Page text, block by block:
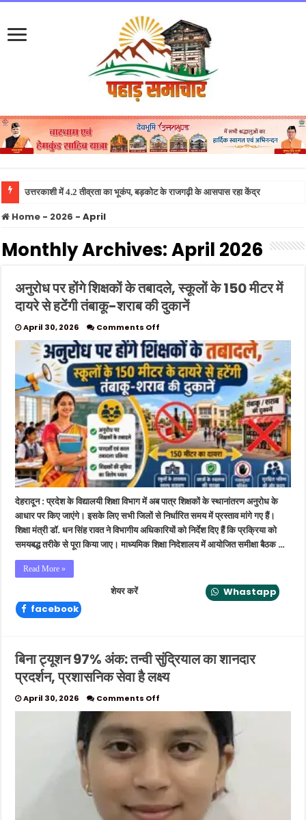
उत्तरा
Home - 2026 - April
Monthly Archives:April 2026
अनुरोध पर होंगे शिक्षकों के तबादले, स्कूलों के 150 मीटर में
दायरे से हटेंगी तंबाकू-शराब की दुकानें
April 30, 2026 Comments Off
अनुरोध
पर
होंगे
शिक्षकों
के
तबादले,
स्कूलों
के
150
मीटर
में
दायरे
से
हटेंगी
तंबाकू-
शराब
की
दुकानें
देहरादून : प्रदेश के विद्यालयी शिक्षा विभाग में अब पात्र शिक्षकों के स्थानांतरण अनुरोध के
आधार पर किए जाएंगे। इसके लिए सभी जिलों से निर्धारित समय में प्रस्ताव मांगे गए हैं।
शिक्षा मंत्री डॉ. धन सिंह रावत ने विभागीय अधिकारियों को निर्देश दिए हैं कि प्रक्रिया को
समयबद्ध तरीके से पूरा किया जाए। माध्यमिक शिक्षा निदेशालय में आयोजित समीक्षा बैठक …
Read More »
शेयर करें
Whastapp
facebook
बिना ट्यूशन 97% अंक: तन्वी सुंद्रियाल का शानदार
प्रदर्शन, प्रशासनिक सेवा है लक्ष्य
April 30, 2026 Comments Off
बिना
97%
अंक:
तन्वी
सुंद्रियाल
शानदार
प्रदर्शन,
प्रशासनिक